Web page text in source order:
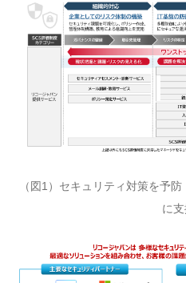
（図1）セキュリティ対策を予
に